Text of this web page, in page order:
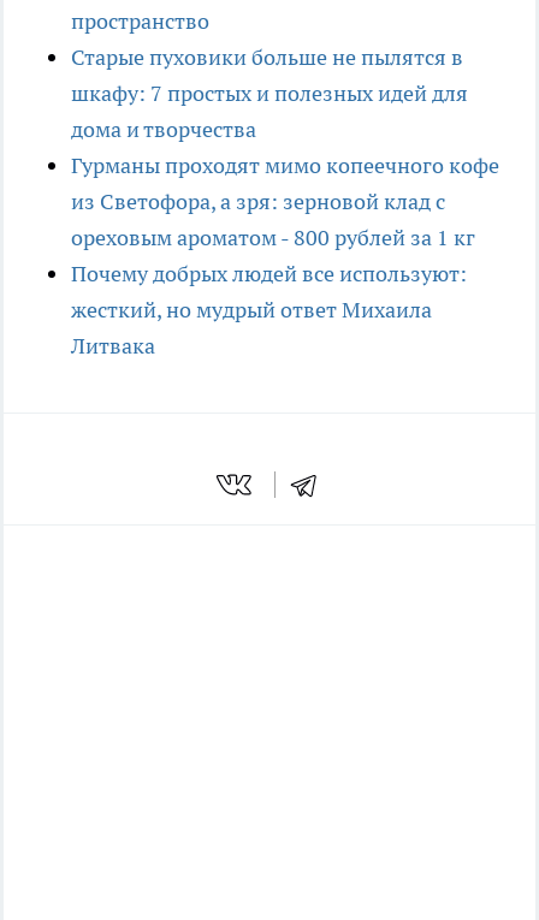
пространство
Старые пуховики больше не пылятся в
шкафу: 7 простых и полезных идей для
дома и творчества
Гурманы проходят мимо копеечного кофе
из Светофора, а зря: зерновой клад с
ореховым ароматом - 800 рублей за 1 кг
Почему добрых людей все используют:
жесткий, но мудрый ответ Михаила
Литвака